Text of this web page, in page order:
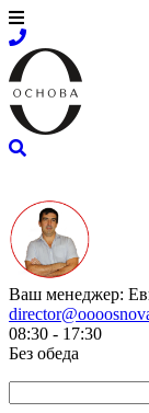
Ваш менеджер:
08:30 - 17:30
Без обеда